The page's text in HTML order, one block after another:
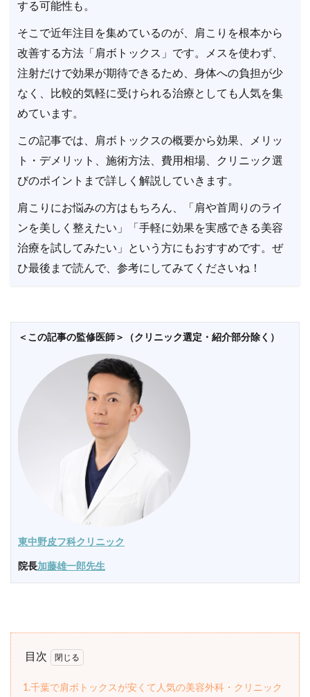
する可能性も。
そこで近年注目を集めているのが、肩こりを根本から
改善する方法「肩ボトックス」です。メスを使わず、
注射だけで効果が期待できるため、身体への負担が少
なく、比較的気軽に受けられる治療としても人気を集
めています。
この記事では、肩ボトックスの概要から効果、メリッ
ト・デメリット、施術方法、費用相場、クリニック選
びのポイントまで詳しく解説していきます。
肩こりにお悩みの方はもちろん、「肩や首周りのライ
ンを美しく整えたい」「手軽に効果を実感できる美容
治療を試してみたい」という方にもおすすめです。ぜ
ひ最後まで読んで、参考にしてみてくださいね！
＜この記事の監修医師＞（クリニック選定・紹介部分除く）
東中野皮フ科クリニック
院長加藤雄一郎先生
目次
1.千葉で肩ボトックスが安くて人気の美容外科・クリニック